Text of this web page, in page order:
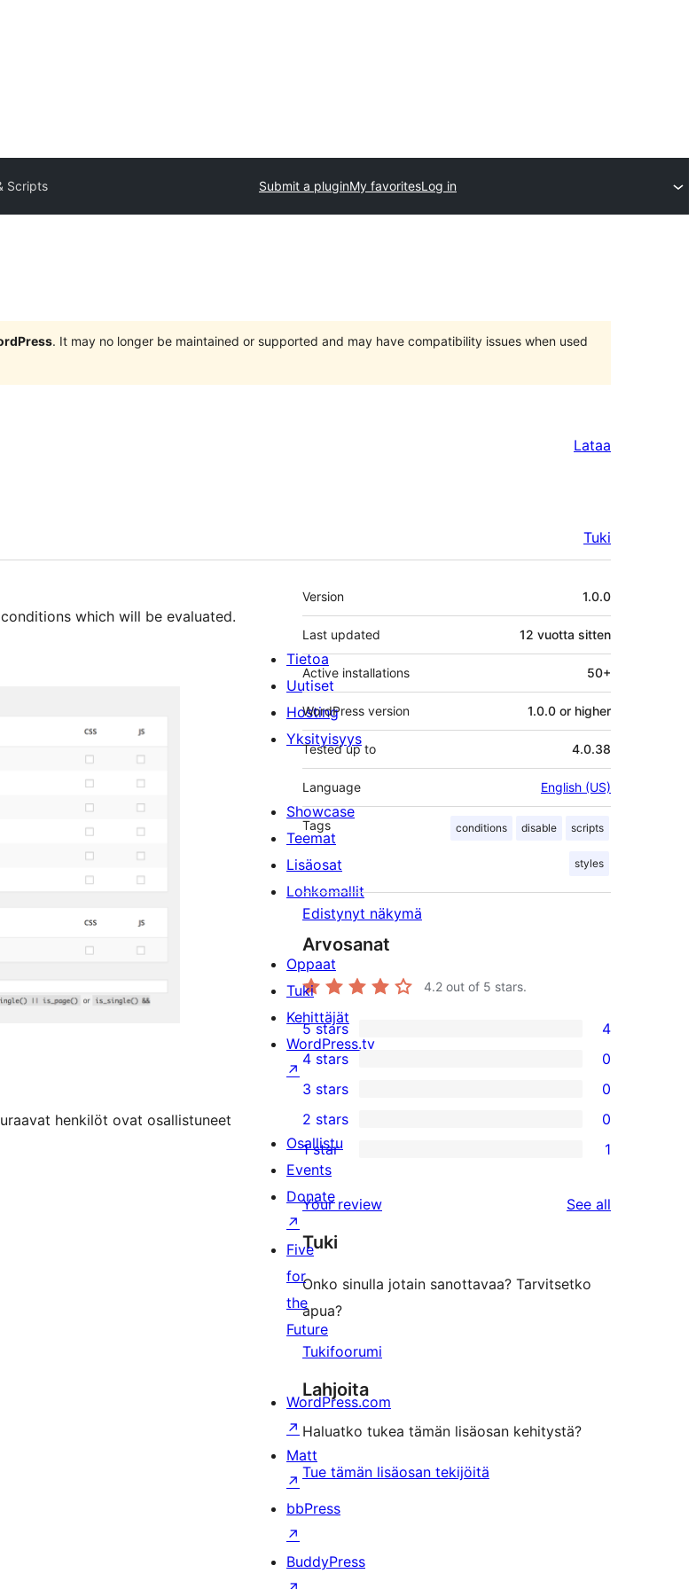
Scripts Submit a pluginMy favoritesLog in
. It may no longer be maintained or supported and may have compatibility issues when used
Lataa
Tuki
which will be evaluated.
henkilöt ovat osallistuneet
Metatiedot
Version 1.0.0
Last updated 12 vuotta sitten
Active installations 50+
WordPress version 1.0.0 or higher
Tested up to 4.0.38
Language English (US)
Tags conditions disable scripts
styles
Edistynyt näkymä
Arvosanat
4.2 out of 5 stars.
4
5-
star
reviews
5 stars 4
4-
star
reviews
4 stars 0
0
3-
star
reviews
3 stars 0
2-
reviews
2 stars 0
star
review
1 star 1
Your review See all
Tuki
Onko sinulla jotain sanottavaa? Tarvitsetko
apua?
Tukifoorumi
Lahjoita
Haluatko tukea tämän lisäosan kehitystä?
Tue tämän lisäosan tekijöitä
Tietoa
Uutiset
Hosting
Yksityisyys
Showcase
Teemat
Lisäosat
Lohkomallit
Oppaat
Tuki
Kehittäjät
WordPress.tv
↗
Osallistu
Events
Donate
↗
Five
for
the
Future
WordPress.com
↗
Matt
↗
bbPress
↗
BuddyPress